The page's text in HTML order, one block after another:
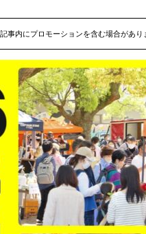
記事内にプロモーションを含む場合があり